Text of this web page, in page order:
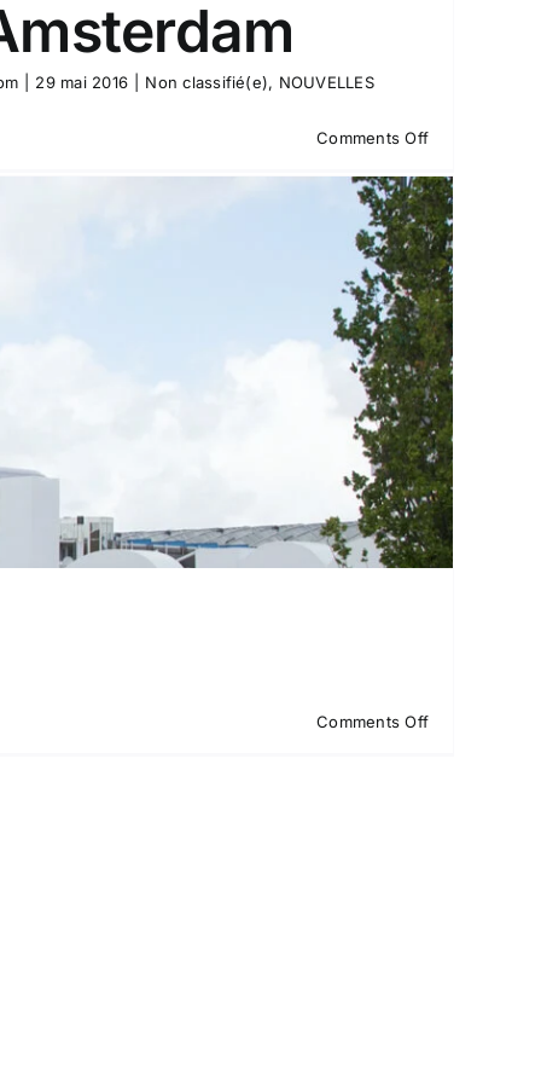
29 mai 2016 Non classifié(e), NOUVELLES
Comments Offon
avons
été
au
PLMA
à
Amsterdam
Comments Offon